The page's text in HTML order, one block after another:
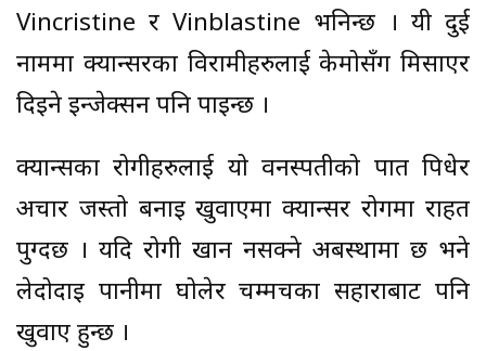
Vincristine र Vinblastine भनिन्छ । यी दुई
नाममा क्यान्सरका विरामीहरुलाई केमोसँग मिसाएर
दिइने इन्जेक्सन पनि पाइन्छ ।
क्यान्सका रोगीहरुलाई यो वनस्पतीको पात पिधेर
अचार जस्तो बनाइ खुवाएमा क्यान्सर रोगमा राहत
पुग्दछ । यदि रोगी खान नसक्ने अबस्थामा छ भने
लेदोदाइ पानीमा घोलेर चम्मचका सहाराबाट पनि
खुवाए हुन्छ ।